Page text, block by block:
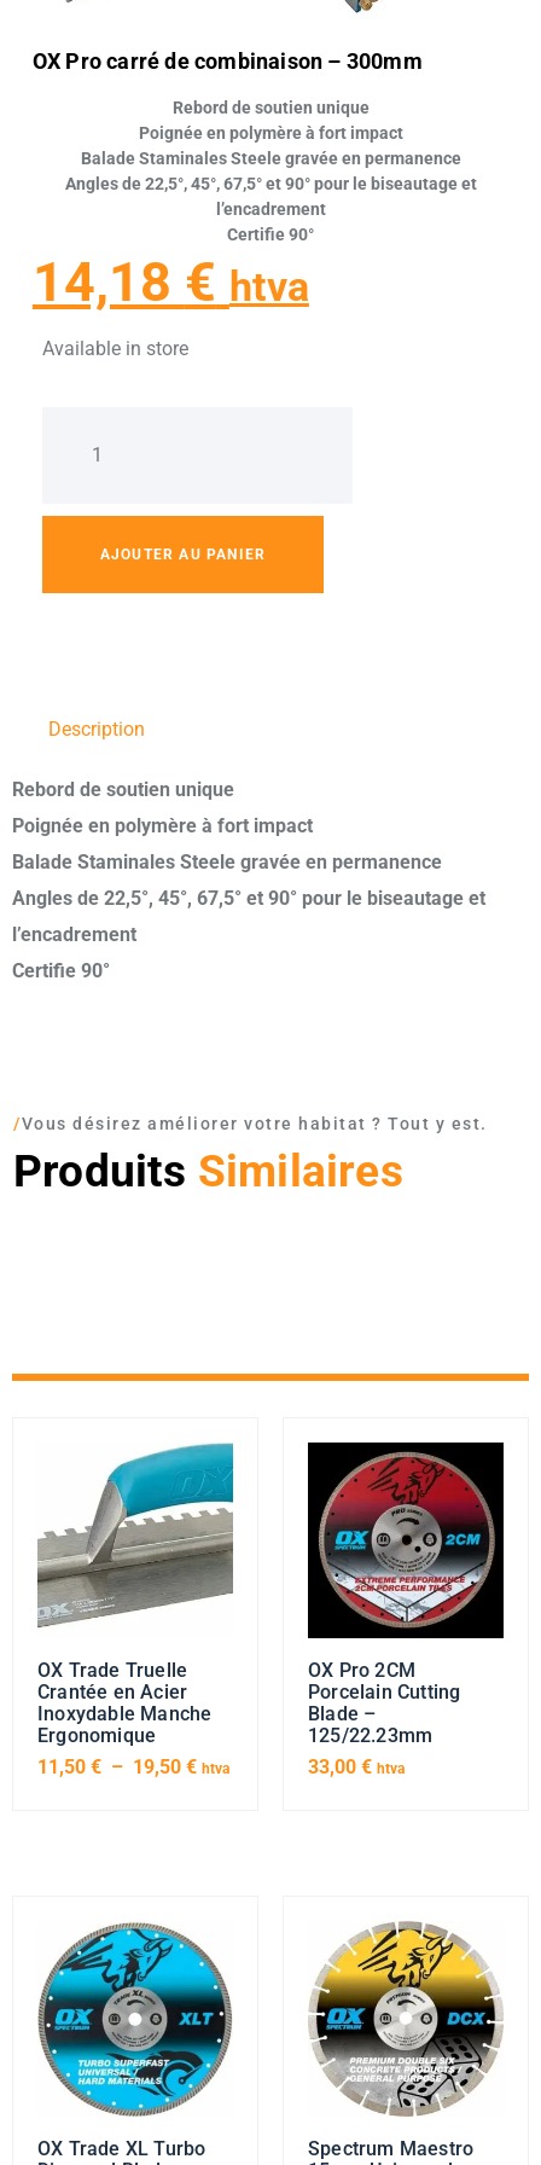
OX Pro carré de combinaison – 300mm
Rebord de soutien unique
Poignée en polymère à fort impact
Balade Staminales Steele gravée en permanence
Angles de 22,5°, 45°, 67,5° et 90° pour le biseautage et
l’encadrement
Certifie 90°
14,18 € htva
Available in store
AJOUTER AU PANIER
Description
Rebord de soutien unique
Poignée en polymère à fort impact
Balade Staminales Steele gravée en permanence
Angles de 22,5°, 45°, 67,5° et 90° pour le biseautage et
l’encadrement
Certifie 90°
/Vous désirez améliorer votre habitat ? Tout y est.
Produits Similaires
OX Trade Truelle
Crantée en Acier
Inoxydable Manche
Ergonomique
11,50 € – 19,50 € htva
OX Pro 2CM
Porcelain Cutting
Blade –
125/22.23mm
33,00 € htva
OX Trade XL Turbo
Spectrum Maestro